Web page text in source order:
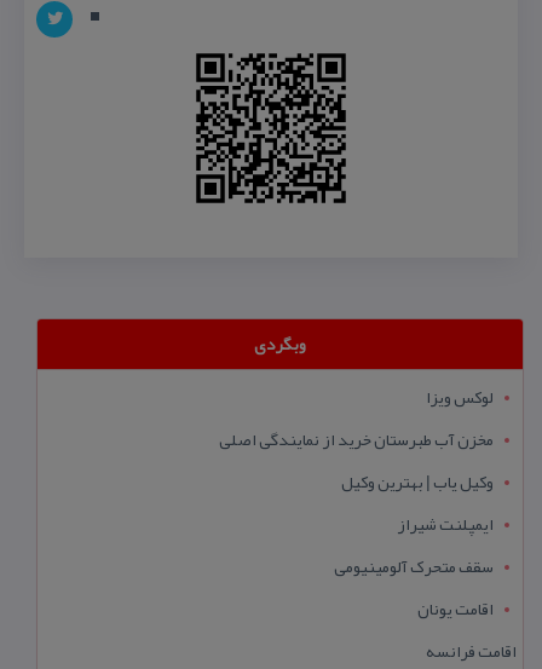
وبگردی
لوکس ویزا
مخزن آب طبرستان خرید از نمایندگی اصلی
وکیل یاب | بهترین وکیل
ایمپلنت شیراز
سقف متحرک آلومینیومی
اقامت یونان
اقامت فرانسه